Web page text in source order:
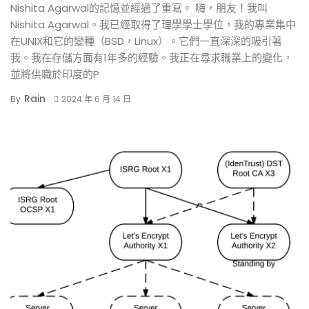
Nishita Agarwal的記憶並經過了重寫。 嗨，朋友！我叫
Nishita Agarwal。我已經取得了理學學士學位，我的專業集中
在UNIX和它的變種（BSD，Linux）。它們一直深深的吸引著
我。我在存儲方面有1年多的經驗。我正在尋求職業上的變化，
並將供職於印度的P
By Rain 2024 年 6 月 14 日